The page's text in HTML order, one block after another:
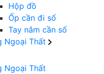
Hộp đồ
Ốp cần đi số
Tay nắm cần số
Ngoại Thất
Ngoại Thất